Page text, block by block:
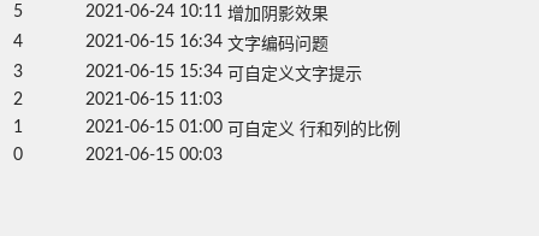
5
2021-06-24 10:11 增加阴影效果
4
2021-06-15 16:34 文字编码问题
3
2021-06-15 15:34 可自定义文字提示
2
2021-06-15 11:03
1
2021-06-15 01:00 可自定义 行和列的比例
0
2021-06-15 00:03